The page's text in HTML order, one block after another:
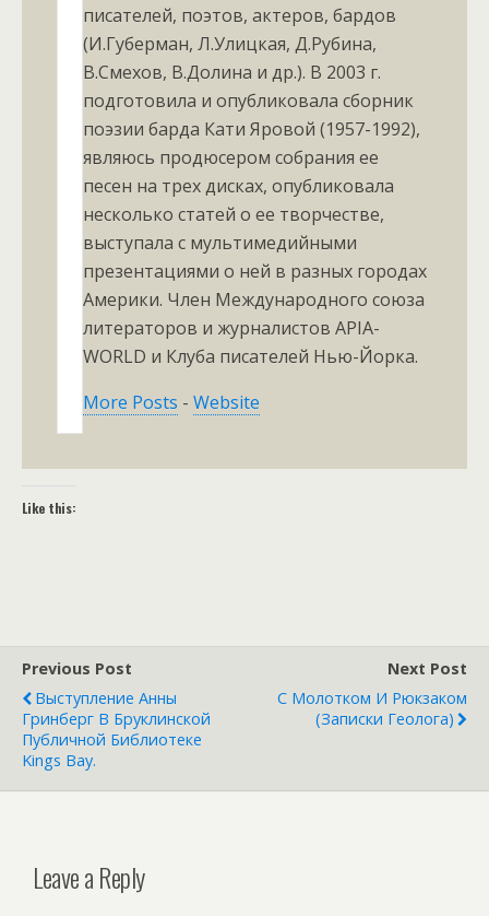
писателей, поэтов, актеров, бардов
(И.Губерман, Л.Улицкая, Д.Рубина,
В.Смехов, В.Долина и др.). В 2003 г.
подготовила и опубликовала сборник
поэзии барда Кати Яровой (1957-1992),
являюсь продюсером собрания ее
песен на трех дисках, опубликовала
несколько статей о ее творчестве,
выступала с мультимедийными
презентациями о ней в разных городах
Америки. Член Международного союза
литераторов и журналистов APIA-
WORLD и Клуба писателей Нью-Йорка.
More Posts -Website
Like this:
Previous Post
Выступление Анны
Гринберг В Бруклинской
Публичной Библиотеке
Kings Bay.
Next Post
С Молотком И Рюкзаком
(записки Геолога)
Leave a Reply